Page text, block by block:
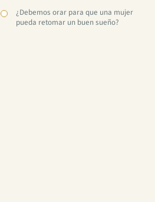
¿Debemos orar para que una mujer
pueda retomar un buen sueño?